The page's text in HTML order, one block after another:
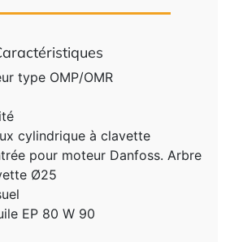
type OMP/OMR
cylindrique à clavette
pour moteur Danfoss. Arbre
Ø25
EP 80 W 90